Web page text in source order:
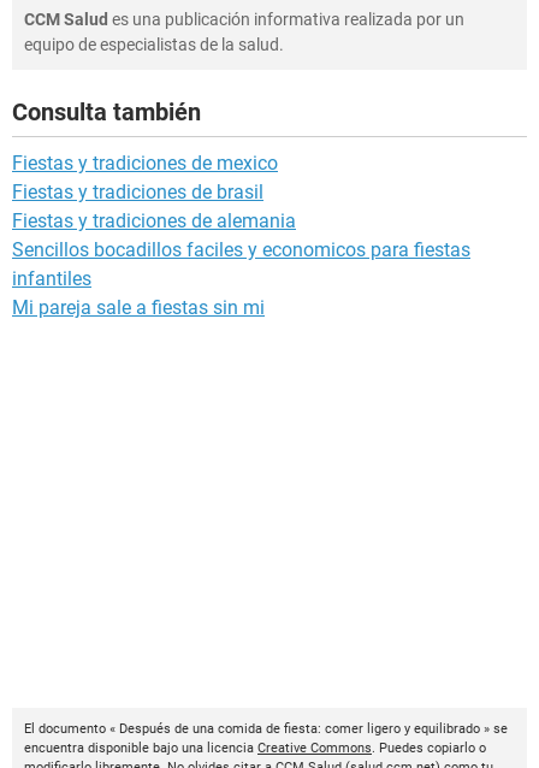
CCM Salud es una publicación informativa realizada por un
equipo de especialistas de la salud.
Consulta también
Fiestas y tradiciones de mexico
Fiestas y tradiciones de brasil
Fiestas y tradiciones de alemania
Sencillos bocadillos faciles y economicos para fiestas
infantiles
Mi pareja sale a fiestas sin mi
El documento « Después de una comida de fiesta: comer ligero y equilibrado » se
encuentra disponible bajo una licencia Creative Commons. Puedes copiarlo o